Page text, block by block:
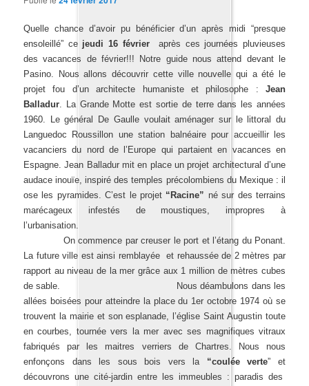
Quelle chance d’avoir pu bénéficier d’un après midi “presque
ensoleillé” ce jeudi 16 févrieraprès ces journées pluvieuses
des vacances de février!!! Notre guide nous attend devant le
Pasino. Nous allons découvrir cette ville nouvelle qui a été le
projet fou d’un architecte humaniste et philosophe : Jean
Balladur. La Grande Motte est sortie de terre dans les années
1960. Le général De Gaulle voulait aménager sur le littoral du
Languedoc Roussillon une station balnéaire pour accueillir les
vacanciers du nord de l’Europe qui partaient en vacances en
Espagne. Jean Balladur mit en place un projet architectural d’une
audace inouïe, inspiré des temples précolombiens du Mexique : il
ose les pyramides. C’est le projet “Racine” né sur des terrains
marécageux infestés de moustiques, impropres à
l’urbanisation.
On commence par creuser le port et l’étang du Ponant.
La future ville est ainsi remblayée et rehaussée de 2 mètres par
rapport au niveau de la mer grâce aux 1 million de mètres cubes
de sable. Nous déambulons dans les
allées boisées pour atteindre la place du 1er octobre 1974 où se
trouvent la mairie et son esplanade, l’église Saint Augustin toute
en courbes, tournée vers la mer avec ses magnifiques vitraux
fabriqués par les maitres verriers de Chartres. Nous nous
enfonçons dans les sous bois vers la “coulée verte” et
découvrons une cité-jardin entre les immeubles : paradis des